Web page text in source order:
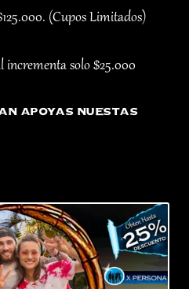
(Cupos Limitados)
incrementa solo $25.000
apoyas nuestas